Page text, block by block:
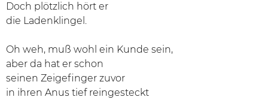
Doch plötzlich hört er
die Ladenklingel.
Oh weh, muß wohl ein Kunde sein,
aber da hat er schon
seinen Zeigefinger zuvor
in ihren Anus tief reingesteckt